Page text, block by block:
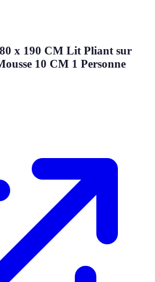
x 190 CM Lit Pliant sur
10 CM 1 Personne